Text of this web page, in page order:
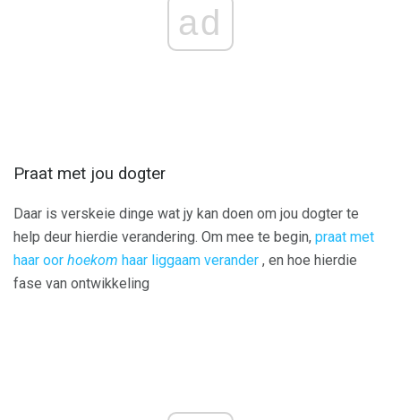
ad
Praat met jou dogter
Daar is verskeie dinge wat jy kan doen om jou dogter te
help deur hierdie verandering. Om mee te begin, praat met
haar oor hoekom haar liggaam verander , en hoe hierdie
fase van ontwikkeling